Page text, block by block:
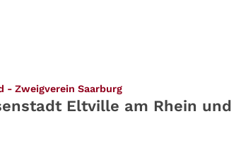
- Zweigverein Saarburg:
Eltville am Rhein und